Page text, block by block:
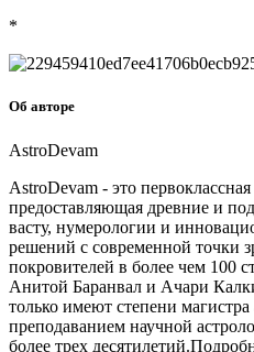
*
Об авторе
AstroDevam
AstroDevam - это
предоставляющая древние и
васту, нумерологии и
решений с современной точки
покровителей в более чем 100
Анитой Баранвал и Ачари
только имеют степени
преподаванием научной
более трех